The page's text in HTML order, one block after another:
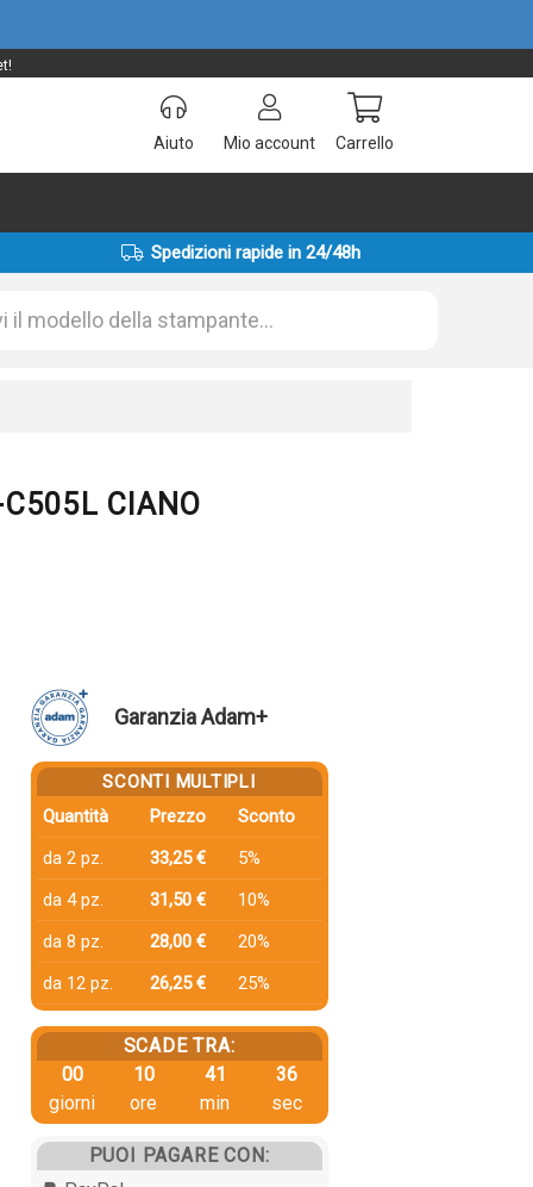
Aiuto Mio account Carrello
Spedizioni rapide in 24/48h
CIANO
Garanzia Adam+
SCONTI MULTIPLI
Quantità
Prezzo
Sconto
da 2 pz.
33,25 €
5%
da 4 pz.
31,50 €
10%
da 8 pz.
28,00 €
20%
da 12 pz.
26,25 € 25%
SCADE TRA:
00
giorni
10
ore
41
min
35
sec
PUOI PAGARE CON: